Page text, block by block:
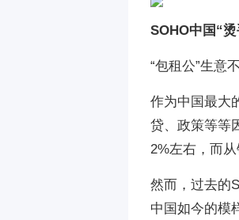
SOHO中国“烫
“包租公”生意
作为中国最大
贷、政策等等
2%左右，而
然而，过去的
中国如今的模